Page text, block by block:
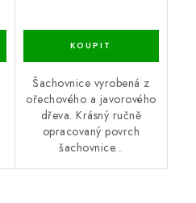
Šachovnice vyrobená z
ořechového a javorového
dřeva. Krásný ručně
opracovaný povrch
šachovnice...